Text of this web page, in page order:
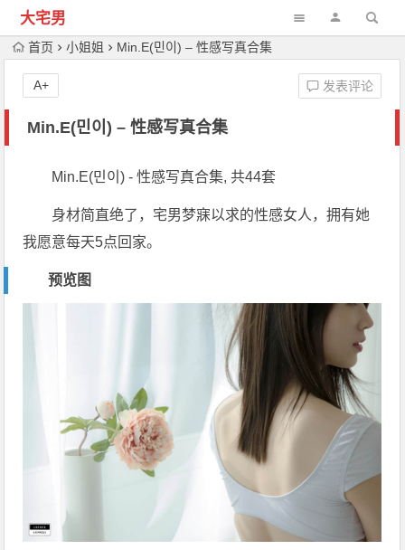
大宅男
首页 小姐姐 Min.E(민이) – 性感写真合集
Min.E(민이) – 性感写真合集
发表评论
A+
Min.E(민이) - 性感写真合集, 共44套
身材简直绝了，宅男梦寐以求的性感女人，拥有她
我愿意每天5点回家。
预览图